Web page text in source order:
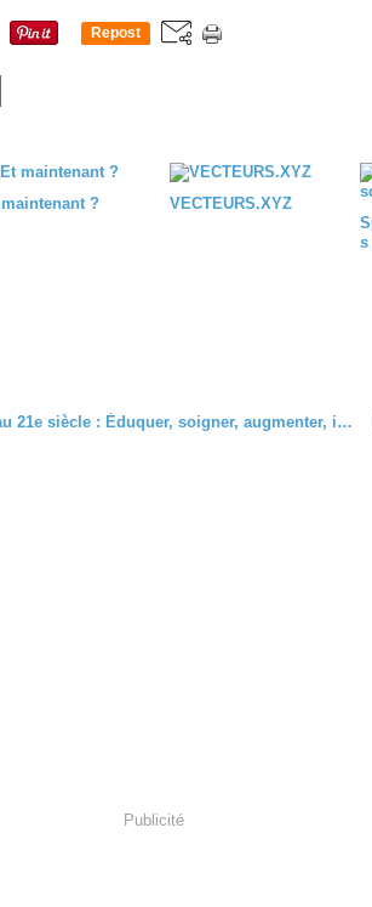
Repost
maintenant ?
VECTEURS.XYZ
s
La fabrication des corps au 21e siècle : Éduquer, soigner, augmenter, identifie
Publicité